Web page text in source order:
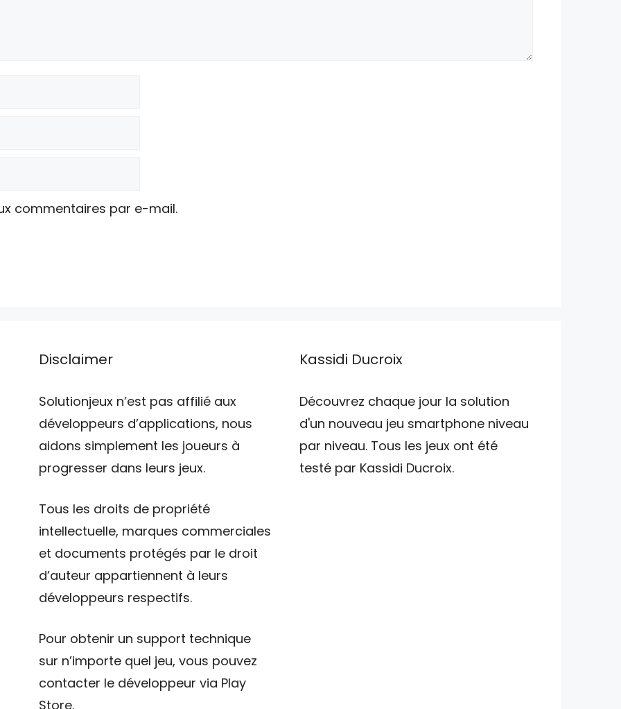
commentaires par e-mail.
Disclaimer
Solutionjeux n’est pas affilié aux
développeurs d’applications, nous
aidons simplement les joueurs à
progresser dans leurs jeux.
Tous les droits de propriété
intellectuelle, marques commerciales
et documents protégés par le droit
d’auteur appartiennent à leurs
développeurs respectifs.
Pour obtenir un support technique
sur n’importe quel jeu, vous pouvez
contacter le développeur via Play
Store.
Kassidi Ducroix
Découvrez chaque jour la solution
d'un nouveau jeu smartphone niveau
par niveau. Tous les jeux ont été
testé par Kassidi Ducroix.